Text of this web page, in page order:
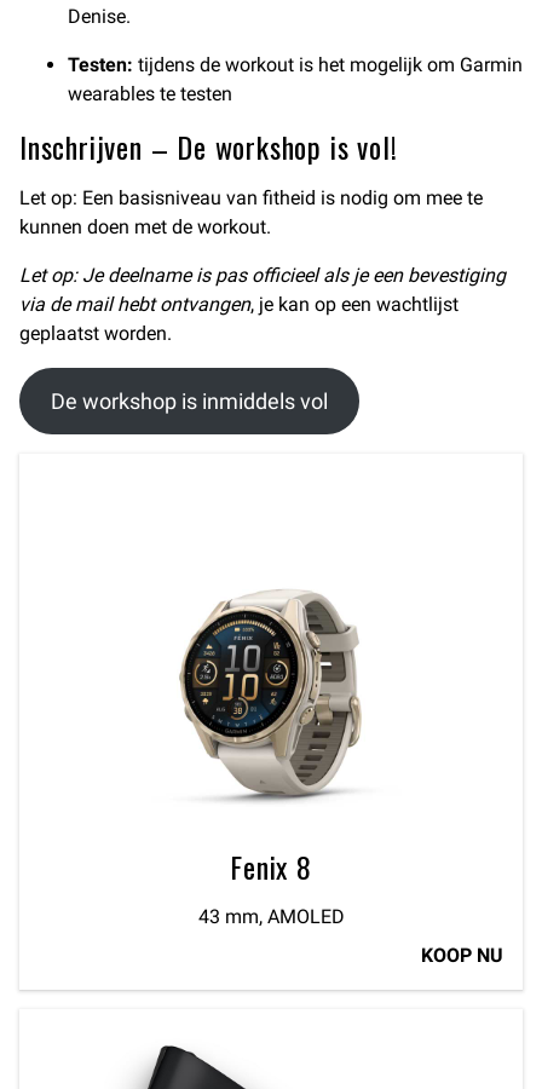
Denise.
Testen: tijdens de workout is het mogelijk om Garmin
wearables te testen
Inschrijven – De workshop is vol!
Let op: Een basisniveau van fitheid is nodig om mee te
kunnen doen met de workout.
Let op: Je deelname is pas officieel als je een bevestiging
via de mail hebt ontvangen, je kan op een wachtlijst
geplaatst worden.
De workshop is inmiddels vol
Fenix 8
43 mm, AMOLED
KOOP NU